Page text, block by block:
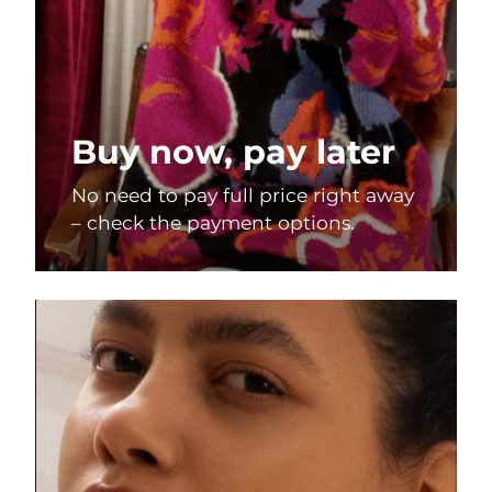
Buy now, pay later
No need to pay full price right away
– check the payment options.